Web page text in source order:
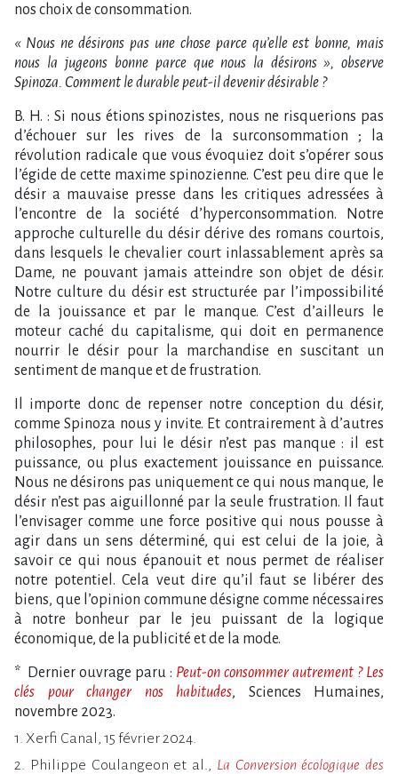
nos choix de consommation.
« Nous ne désirons pas une chose parce qu’elle est bonne, mais
nous la jugeons bonne parce que nous la désirons », observe
Spinoza. Comment le durable peut-il devenir désirable ?
B. H. : Si nous étions spinozistes, nous ne risquerions pas
d’échouer sur les rives de la surconsommation ; la
révolution radicale que vous évoquiez doit s’opérer sous
l’égide de cette maxime spinozienne. C’est peu dire que le
désir a mauvaise presse dans les critiques adressées à
l’encontre de la société d’hyperconsommation. Notre
approche culturelle du désir dérive des romans courtois,
dans lesquels le chevalier court inlassablement après sa
Dame, ne pouvant jamais atteindre son objet de désir.
Notre culture du désir est structurée par l’impossibilité
de la jouissance et par le manque. C’est d’ailleurs le
moteur caché du capitalisme, qui doit en permanence
nourrir le désir pour la marchandise en suscitant un
sentiment de manque et de frustration.
Il importe donc de repenser notre conception du désir,
comme Spinoza nous y invite. Et contrairement à d’autres
philosophes, pour lui le désir n’est pas manque : il est
puissance, ou plus exactement jouissance en puissance.
Nous ne désirons pas uniquement ce qui nous manque, le
désir n’est pas aiguillonné par la seule frustration. Il faut
l’envisager comme une force positive qui nous pousse à
agir dans un sens déterminé, qui est celui de la joie, à
savoir ce qui nous épanouit et nous permet de réaliser
notre potentiel. Cela veut dire qu’il faut se libérer des
biens, que l’opinion commune désigne comme nécessaires
à notre bonheur par le jeu puissant de la logique
économique, de la publicité et de la mode.
* Dernier ouvrage paru : Peut-on consommer autrement ? Les
clés pour changer nos habitudes, Sciences Humaines,
novembre 2023.
1. Xerfi Canal, 15 février 2024.
2. Philippe Coulangeon et al., La Conversion écologique des